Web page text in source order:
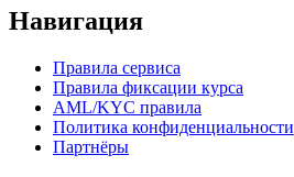
Навигация
Правила сервиса
Правила фиксации курса
AML/KYC правила
Политика конфиденциальности
Партнёры